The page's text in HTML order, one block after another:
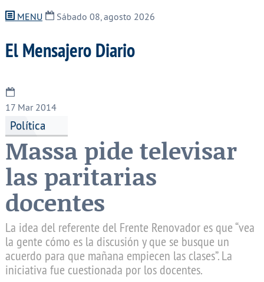
MENU Sábado 08, agosto 2026
El Mensajero Diario
17Mar 2014
Política
Massa pide televisar
las paritarias
docentes
La idea del referente del Frente Renovador es que “vea
la gente cómo es la discusión y que se busque un
acuerdo para que mañana empiecen las clases”. La
iniciativa fue cuestionada por los docentes.